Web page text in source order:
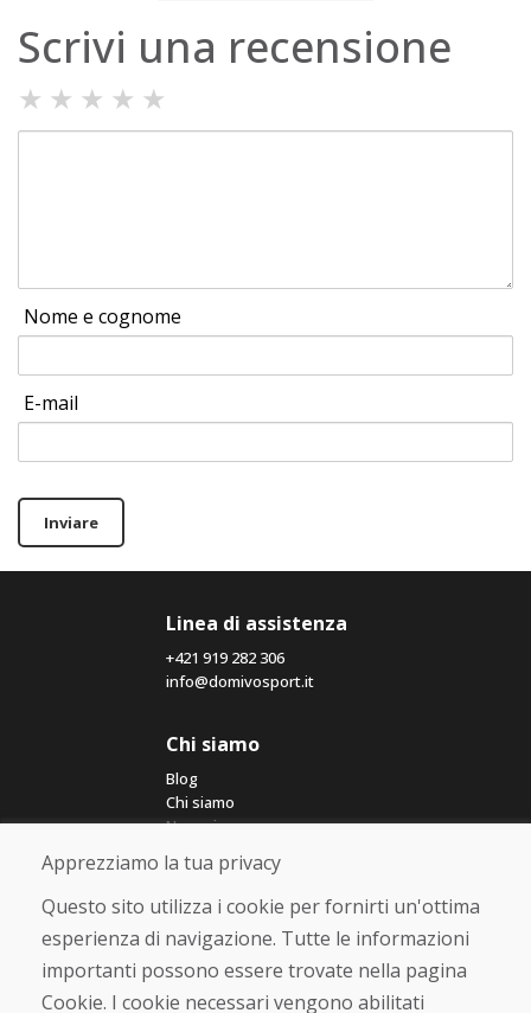
Scrivi una recensione
★ ★ ★ ★ ★
Nome e cognome
E-mail
Inviare
Linea di assistenza
+421 919 282 306
info@domivosport.it
Chi siamo
Blog
Chi siamo
Negozio
Acquistare
Negozio online
Termini e condizioni commerciali
Spedizione e pagamento
Apprezziamo la tua privacy
Questo sito utilizza i cookie per fornirti un'ottima
esperienza di navigazione. Tutte le informazioni
importanti possono essere trovate nella pagina
Cookie. I cookie necessari vengono abilitati